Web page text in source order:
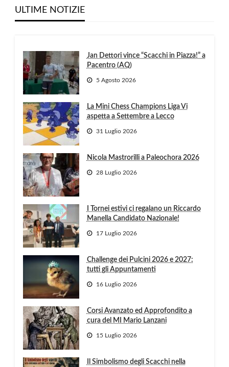
ULTIME NOTIZIE
Jan Dettori vince “Scacchi in Piazza!” a
Pacentro (AQ)
5 Agosto 2026
La Mini Chess Champions Liga Vi
aspetta a Settembre a Lecco
31 Luglio 2026
Nicola Mastrorilli a Paleochora 2026
28 Luglio 2026
I Tornei estivi ci regalano un Riccardo
Manella Candidato Nazionale!
17 Luglio 2026
Challenge dei Pulcini 2026 e 2027:
tutti gli Appuntamenti
16 Luglio 2026
Corsi Avanzato ed Approfondito a
cura del MI Mario Lanzani
15 Luglio 2026
Il Simbolismo degli Scacchi nella